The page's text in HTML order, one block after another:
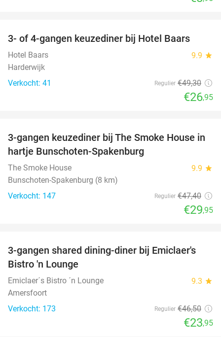
3- of 4-gangen keuzediner bij Hotel Baars
Hotel Baars 9.9 star
Harderwijk
Verkocht: 41
Regulier €49,30
€26,95
37%
3-gangen keuzediner bij The Smoke House in
hartje Bunschoten-Spakenburg
The Smoke House 9.9 star
Bunschoten-Spakenburg (8 km)
Verkocht: 147
Regulier €47,40
€29,95
48%
3-gangen shared dining-diner bij Emiclaer's
Bistro 'n Lounge
Emiclaer´s Bistro ´n Lounge 9.3 star
Amersfoort
Verkocht: 173
Regulier €46,50
€23,95